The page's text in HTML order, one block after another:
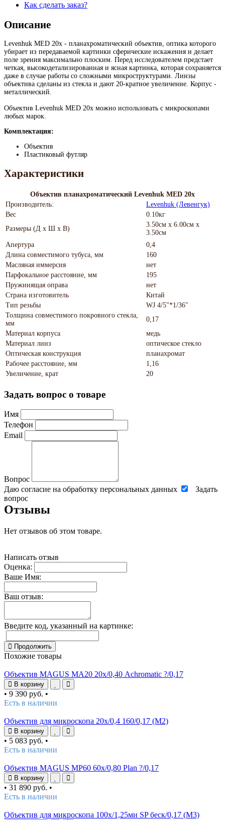
Как сделать заказ?
Описание
Levenhuk MED 20x - планахроматический объектив, оптика которого
убирает из передаваемой картинки сферические искажения и делает
поле зрения максимально плоским. Перед исследователем предстает
четкая, высокодетализированная и ясная картинка, которая сохраняется
даже в случае работы со сложными микроструктурами. Линзы
объектива сделаны из стекла и дают 20-кратное увеличение. Корпус -
металлический.
Объектив Levenhuk MED 20x можно использовать с микроскопами
любых марок.
Комплектация:
Объектив
Пластиковый футляр
Характеристики
Объектив планахроматический Levenhuk MED 20x
Производитель:
Levenhuk (Левенгук)
Вес
0.10кг
Размеры (Д х Ш х В)
3.50см x 6.00см x
3.50см
Апертура
0,4
Длина совместимого тубуса, мм
160
Масляная иммерсия
нет
Парфокальное расстояние, мм
195
Пружинящая оправа
нет
Страна изготовитель
Китай
Тип резьбы
WJ 4/5"*1/36"
Толщина совместимого покровного стекла,
мм
0,17
Материал корпуса
медь
Материал линз
оптическое стекло
Оптическая конструкция
планахромат
Рабочее расстояние, мм
1,16
Увеличение, крат
20
Задать вопрос о товаре
Имя
Телефон
Email
Вопрос
Даю согласие на обработку персональных данных
Задать
вопрос
Отзывы
Нет отзывов об этом товаре.
Написать отзыв
Оценка:
Ваше Имя:
Ваш отзыв:
Введите код, указанный на картинке:
Продолжить
Похожие товары
Объектив MAGUS MA20 20х/0,40 Achromatic ?/0,17
В корзину
• 9 390 руб. •
Есть в наличии
Объектив для микроскопа 20х/0,4 160/0,17 (М2)
В корзину
• 5 083 руб. •
Есть в наличии
Объектив MAGUS MP60 60х/0,80 Plan ?/0,17
В корзину
• 31 890 руб. •
Есть в наличии
Объектив для микроскопа 100х/1,25ми SP беск/0,17 (М3)